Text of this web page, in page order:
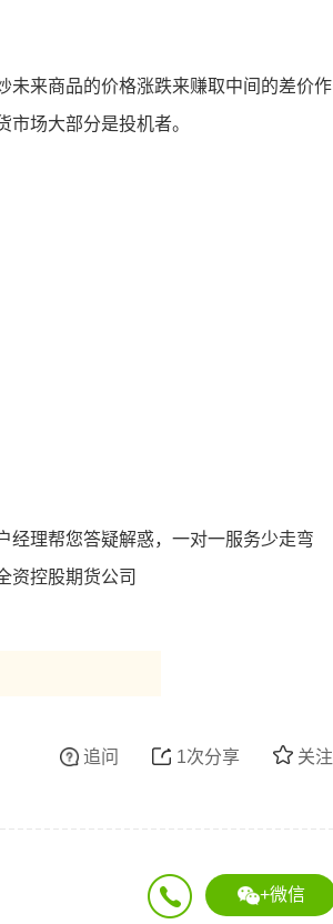
未来商品的价格涨跌来赚取中间的差价作
场大部分是投机者。
经理帮您答疑解惑，一对一服务少走弯
资控股期货公司
关注
1次分享
追问
+微信